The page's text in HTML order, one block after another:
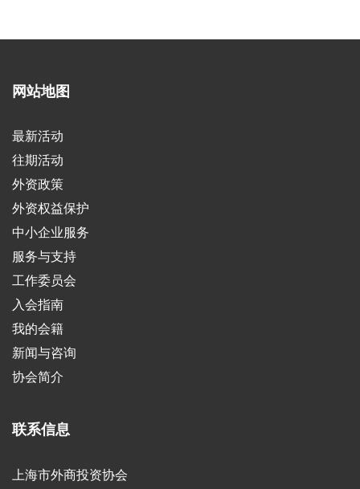
网站地图
最新活动
往期活动
外资政策
外资权益保护
中小企业服务
服务与支持
工作委员会
入会指南
我的会籍
新闻与咨询
协会简介
联系信息
上海市外商投资协会